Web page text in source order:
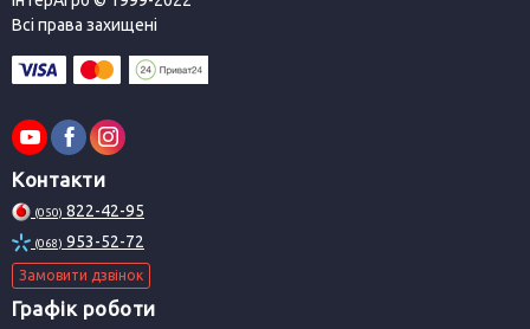
Всі права захищені
Контакти
(050) 822-42-95
(068) 953-52-72
Замовити дзвінок
Графік роботи